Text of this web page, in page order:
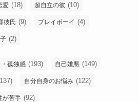
愛 (18) 超自立の彼 (10)
彼氏 (9) プレイボーイ (4)
(2)
孤独感 (193) 自己嫌悪 (149)
自分自身のお悩み (122)
が苦手 (92)